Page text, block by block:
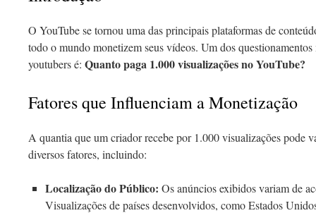
O YouTube se tornou uma das principais plataformas de
todo o mundo monetizem seus vídeos. Um dos
youtubers é: Quanto paga 1.000 visualizações no YouTube?
Fatores que Influenciam a Monetização
A quantia que um criador recebe por 1.000 visualizações pode
diversos fatores, incluindo:
Localização do Público: Os anúncios exibidos variam de
Visualizações de países desenvolvidos, como Estados